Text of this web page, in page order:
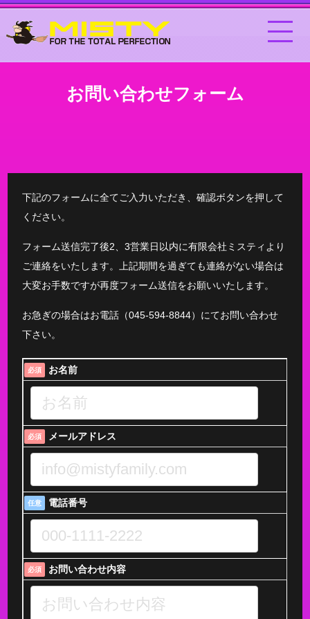
お問い合わせフォーム
下記のフォームに全てご入力いただき、確認ボタンを押して
ください。
フォーム送信完了後2、3営業日以内に有限会社ミスティより
ご連絡をいたします。上記期間を過ぎても連絡がない場合は
大変お手数ですが再度フォーム送信をお願いいたします。
お急ぎの場合はお電話（045-594-8844）にてお問い合わせ
下さい。
必須 お名前
必須 メールアドレス
任意 電話番号
必須 お問い合わせ内容